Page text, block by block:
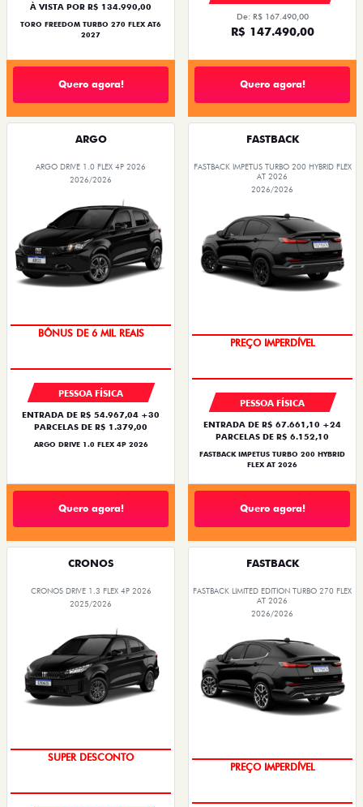
À VISTA POR R$ 134.990,00
TORO FREEDOM TURBO 270 FLEX AT6
2027
Quero agora!
De: R$ 167.490,00
R$ 147.490,00
Quero agora!
ARGO
ARGO DRIVE 1.0 FLEX 4P 2026
2026/2026
BÔNUS DE 6 MIL REAIS
PESSOA FÍSICA
ENTRADA DE R$ 54.967,04 +30
PARCELAS DE R$ 1.379,00
ARGO DRIVE 1.0 FLEX 4P 2026
Quero agora!
FASTBACK
FASTBACK IMPETUS TURBO 200 HYBRID FLEX
AT 2026
2026/2026
PREÇO IMPERDÍVEL
PESSOA FÍSICA
ENTRADA DE R$ 67.661,10 +24
PARCELAS DE R$ 6.152,10
FASTBACK IMPETUS TURBO 200 HYBRID
FLEX AT 2026
Quero agora!
CRONOS
CRONOS DRIVE 1.3 FLEX 4P 2026
2025/2026
SUPER DESCONTO
FASTBACK
FASTBACK LIMITED EDITION TURBO 270 FLEX
AT 2026
2026/2026
PREÇO IMPERDÍVEL